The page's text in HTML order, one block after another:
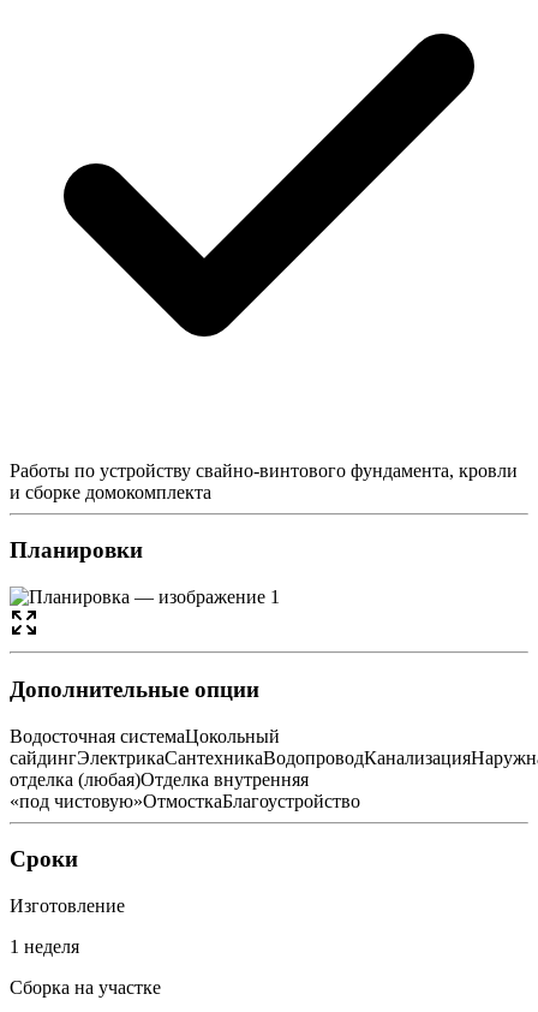
Работы по устройству свайно-винтового фундамента, кровли
и сборке домокомплекта
Планировки
Дополнительные опции
Водосточная системаЦокольный
сайдингЭлектрикаСантехникаВодопроводКанализация
отделка (любая)Отделка внутренняя
«под чистовую»ОтмосткаБлагоустройство
Сроки
Изготовление
1 неделя
Сборка на участке